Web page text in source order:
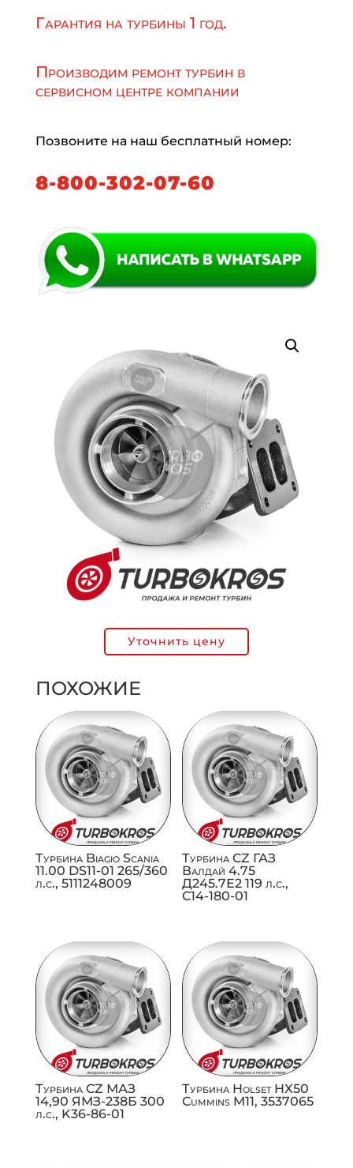
Гарантия на турбины 1 год.
Производим ремонт турбин в
сервисном центре компании
Позвоните на наш бесплатный номер:
8-800-302-07-60
Уточнить цену
ПОХОЖИЕ
Турбина Biagio Scania
11.00 DS11-01 265/360
л.с., 5111248009
Турбина CZ ГАЗ
Валдай 4.75
Д245.7Е2 119 л.с.,
C14-180-01
Турбина CZ МАЗ
14,90 ЯМЗ-238Б 300
л.с., K36-86-01
Турбина Holset HX50
Cummins M11, 3537065